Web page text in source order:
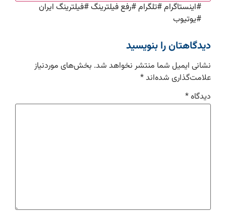
#اینستاگرام#تلگرام#رفع فیلترینگ#فیلترینگ ایران
#یوتیوب
دیدگاهتان را بنویسید
نشانی ایمیل شما منتشر نخواهد شد. بخش‌های موردنیاز
علامت‌گذاری شده‌اند*
دیدگاه*